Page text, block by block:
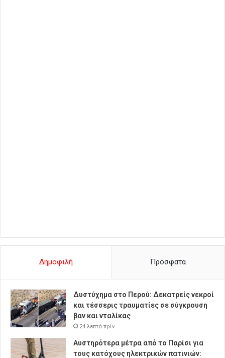
Δημοφιλή Πρόσφατα
Δυστύχημα στο Περού: Δεκατρείς νεκροί
και τέσσερις τραυματίες σε σύγκρουση
βαν και νταλίκας
24 λεπτά πρίν
Αυστηρότερα μέτρα από το Παρίσι για
τους κατόχους ηλεκτρικών πατινιών: